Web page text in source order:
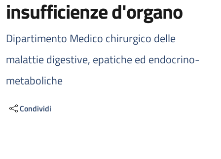
insufficienze d'organo
Dipartimento Medico chirurgico delle
malattie digestive, epatiche ed endocrino-
metaboliche
Condividi